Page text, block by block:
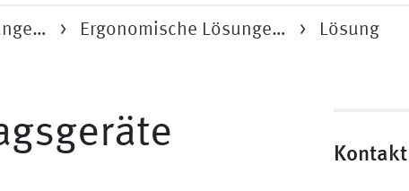
Ergonomische Lösunge… Lösung
Kontakt